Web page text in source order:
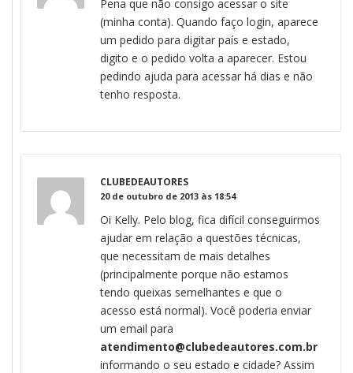
Pena que não consigo acessar o site
(minha conta). Quando faço login, aparece
um pedido para digitar país e estado,
digito e o pedido volta a aparecer. Estou
pedindo ajuda para acessar há dias e não
tenho resposta.
CLUBEDEAUTORES
20 de outubro de 2013 às 18:54
Oi Kelly. Pelo blog, fica difícil conseguirmos
ajudar em relação a questões técnicas,
que necessitam de mais detalhes
(principalmente porque não estamos
tendo queixas semelhantes e que o
acesso está normal). Você poderia enviar
um email para
atendimento@clubedeautores.com.br
informando o seu estado e cidade? Assim